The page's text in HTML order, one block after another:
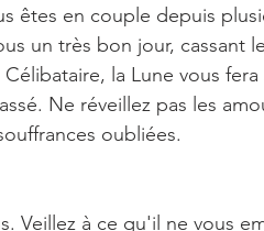
êtes en couple depuis
un très bon jour, cassant
la Lune vous fera
Ne réveillez pas les
oubliées.
Veillez à ce qu'il ne vous